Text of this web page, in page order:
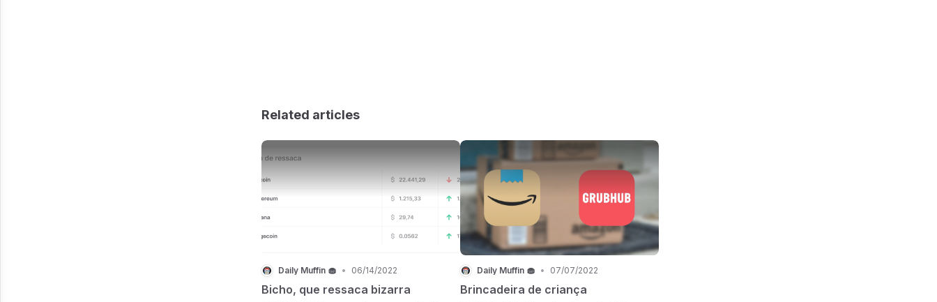
Related articles
Daily Muffin 🧁 • 06/14/2022
Bicho, que ressaca bizarra
Daily Muffin 🧁 • 07/07/2022
Brincadeira de criança